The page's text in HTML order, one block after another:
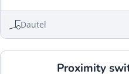
Dautel
Proximity